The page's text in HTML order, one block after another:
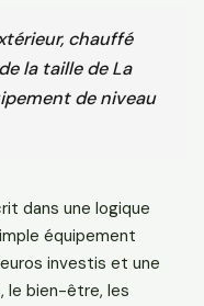
chauffé
la taille de La
de niveau
dans une logique
équipement
investis et une
le bien-être, les